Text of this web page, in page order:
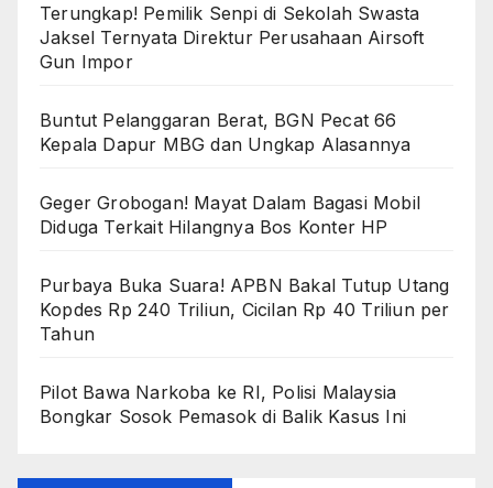
Terungkap! Pemilik Senpi di Sekolah Swasta
Jaksel Ternyata Direktur Perusahaan Airsoft
Gun Impor
Buntut Pelanggaran Berat, BGN Pecat 66
Kepala Dapur MBG dan Ungkap Alasannya
Geger Grobogan! Mayat Dalam Bagasi Mobil
Diduga Terkait Hilangnya Bos Konter HP
Purbaya Buka Suara! APBN Bakal Tutup Utang
Kopdes Rp 240 Triliun, Cicilan Rp 40 Triliun per
Tahun
Pilot Bawa Narkoba ke RI, Polisi Malaysia
Bongkar Sosok Pemasok di Balik Kasus Ini